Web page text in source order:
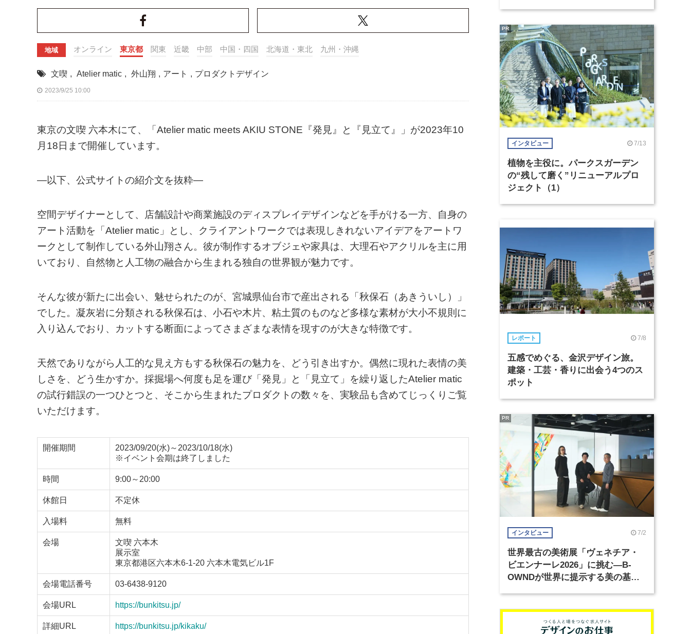
地域 オンライン 東京都 関東 近畿 中部 中国・四国 北海道・東北 九州・沖縄
文喫 , Atelier matic , 外山翔 , アート , プロダクトデザイン
2023/9/25 10:00
東京の文喫 六本木にて、「Atelier matic meets AKIU STONE『発見』と『見立て』」が2023年10
月18日まで開催しています。
—以下、公式サイトの紹介文を抜粋—
空間デザイナーとして、店舗設計や商業施設のディスプレイデザインなどを手がける一方、自身の
アート活動を「Atelier matic」とし、クライアントワークでは表現しきれないアイデアをアートワ
ークとして制作している外山翔さん。彼が制作するオブジェや家具は、大理石やアクリルを主に用
いており、自然物と人工物の融合から生まれる独自の世界観が魅力です。
そんな彼が新たに出会い、魅せられたのが、宮城県仙台市で産出される「秋保石（あきういし）」
でした。凝灰岩に分類される秋保石は、小石や木片、粘土質のものなど多様な素材が大小不規則に
入り込んでおり、カットする断面によってさまざまな表情を現すのが大きな特徴です。
天然でありながら人工的な見え方もする秋保石の魅力を、どう引き出すか。偶然に現れた表情の美
しさを、どう生かすか。採掘場へ何度も足を運び「発見」と「見立て」を繰り返したAtelier matic
の試行錯誤の一つひとつと、そこから生まれたプロダクトの数々を、実験品も含めてじっくりご覧
いただけます。
開催期間
2023/09/20(水)～2023/10/18(水)
※イベント会期は終了しました
時間 9:00～20:00
休館日 不定休
入場料 無料
会場
文喫 六本木
展示室
東京都港区六本木6-1-20 六本木電気ビル1F
会場電話番号 03-6438-9120
会場URL https://bunkitsu.jp/
詳細URL https://bunkitsu.jp/kikaku/
インタビュー 7/13
植物を主役に。パークスガーデン
の“残して磨く”リニューアルプロ
ジェクト（1）
PR
レポート 7/8
五感でめぐる、金沢デザイン旅。
建築・工芸・香りに出会う4つのス
ポット
インタビュー 7/2
世界最古の美術展「ヴェネチア・
ビエンナーレ2026」に挑む―B-
OWNDが世界に提示する美の基準
PR